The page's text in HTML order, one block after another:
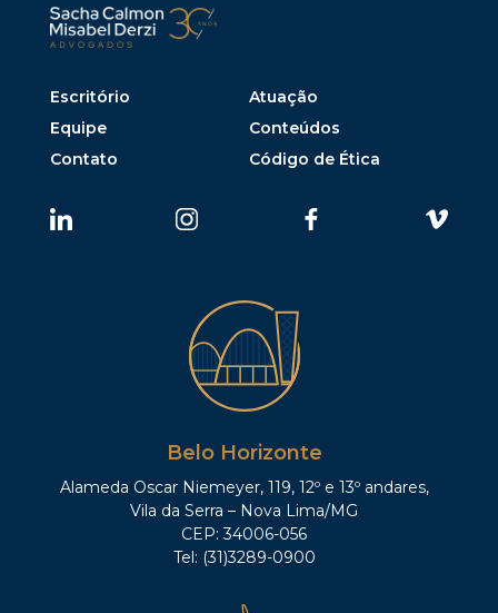
Escritório
Atuação
Equipe
Conteúdos
Contato
Código de Ética
Belo Horizonte
Alameda Oscar Niemeyer, 119, 12º e 13º andares,
Vila da Serra – Nova Lima/MG
CEP: 34006-056
Tel: (31)3289-0900